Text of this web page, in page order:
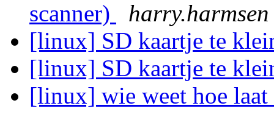
scanner)
[linux] SD kaartje te
[linux] SD kaartje te
[linux] wie weet hoe